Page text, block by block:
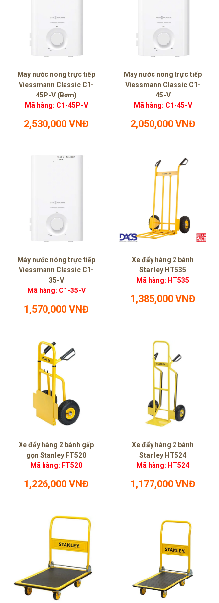
Máy nước nóng trực tiếp
Viessmann Classic C1-
45P-V (Bơm)
Mã hàng: C1-45P-V
2,530,000 VNĐ
Máy nước nóng trực tiếp
Viessmann Classic C1-
45-V
Mã hàng: C1-45-V
2,050,000 VNĐ
Máy nước nóng trực tiếp
Viessmann Classic C1-
35-V
Mã hàng: C1-35-V
1,570,000 VNĐ
Xe đẩy hàng 2 bánh
Stanley HT535
Mã hàng: HT535
1,385,000 VNĐ
Xe đẩy hàng 2 bánh gấp
gọn Stanley FT520
Mã hàng: FT520
1,226,000 VNĐ
Xe đẩy hàng 2 bánh
Stanley HT524
Mã hàng: HT524
1,177,000 VNĐ